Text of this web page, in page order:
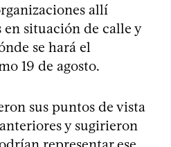
allí
en situación de calle y
se hará el
19 de agosto.
sus puntos de vista
y sugirieron